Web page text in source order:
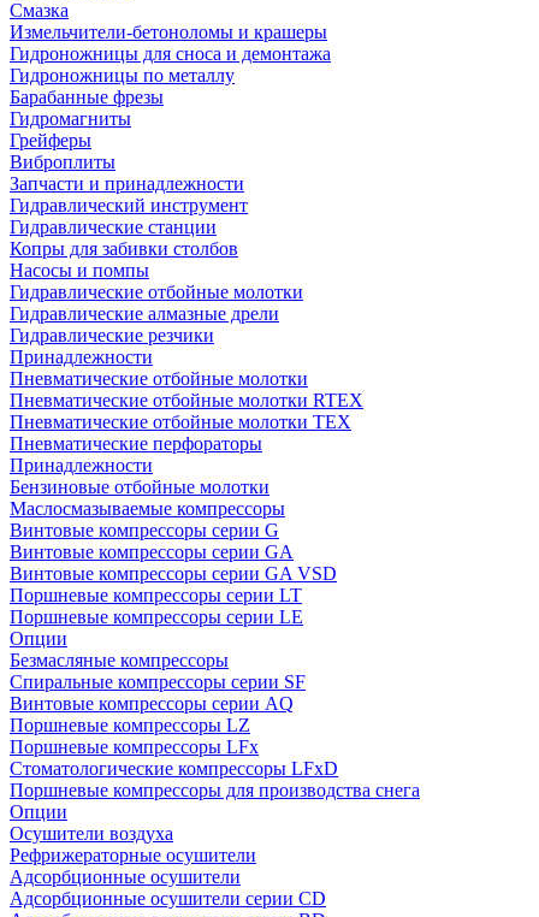
Смазка
Измельчители-бетоноломы и крашеры
Гидроножницы для сноса и демонтажа
Гидроножницы по металлу
Барабанные фрезы
Гидромагниты
Грейферы
Виброплиты
Запчасти и принадлежности
Гидравлический инструмент
Гидравлические станции
Копры для забивки столбов
Насосы и помпы
Гидравлические отбойные молотки
Гидравлические алмазные дрели
Гидравлические резчики
Принадлежности
Пневматические отбойные молотки
Пневматические отбойные молотки RTEX
Пневматические отбойные молотки TEX
Пневматические перфораторы
Принадлежности
Бензиновые отбойные молотки
Маслосмазываемые компрессоры
Винтовые компрессоры серии G
Винтовые компрессоры cерии GA
Винтовые компрессоры cерии GA VSD
Поршневые компрессоры серии LT
Поршневые компрессоры серии LE
Опции
Безмасляные компрессоры
Спиральные компрессоры серии SF
Винтовые компрессоры серии AQ
Поршневые компрессоры LZ
Поршневые компрессоры LFx
Стоматологические компрессоры LFxD
Поршневые компрессоры для производства снега
Опции
Осушители воздуха
Рефрижераторные осушители
Адсорбционные осушители
Адсорбционные осушители серии CD